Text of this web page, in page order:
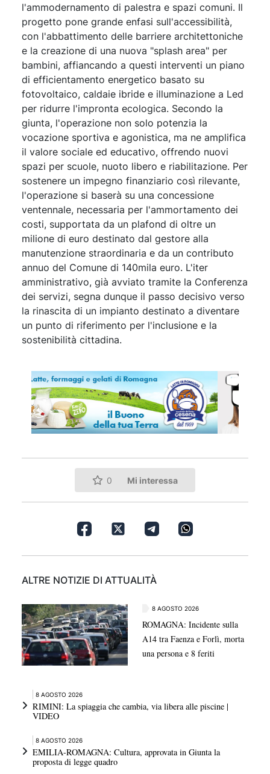
l'ammodernamento di palestra e spazi comuni. Il
progetto pone grande enfasi sull'accessibilità,
con l'abbattimento delle barriere architettoniche
e la creazione di una nuova "splash area" per
bambini, affiancando a questi interventi un piano
di efficientamento energetico basato su
fotovoltaico, caldaie ibride e illuminazione a Led
per ridurre l'impronta ecologica. Secondo la
giunta, l'operazione non solo potenzia la
vocazione sportiva e agonistica, ma ne amplifica
il valore sociale ed educativo, offrendo nuovi
spazi per scuole, nuoto libero e riabilitazione. Per
sostenere un impegno finanziario così rilevante,
l'operazione si baserà su una concessione
ventennale, necessaria per l'ammortamento dei
costi, supportata da un plafond di oltre un
milione di euro destinato dal gestore alla
manutenzione straordinaria e da un contributo
annuo del Comune di 140mila euro. L'iter
amministrativo, già avviato tramite la Conferenza
dei servizi, segna dunque il passo decisivo verso
la rinascita di un impianto destinato a diventare
un punto di riferimento per l'inclusione e la
sostenibilità cittadina.
0 Mi interessa
ALTRE NOTIZIE DI ATTUALITÀ
8 AGOSTO 2026
ROMAGNA: Incidente sulla
A14 tra Faenza e Forlì, morta
una persona e 8 feriti
8 AGOSTO 2026
RIMINI: La spiaggia che cambia, via libera alle piscine |
VIDEO
8 AGOSTO 2026
EMILIA-ROMAGNA: Cultura, approvata in Giunta la
proposta di legge quadro